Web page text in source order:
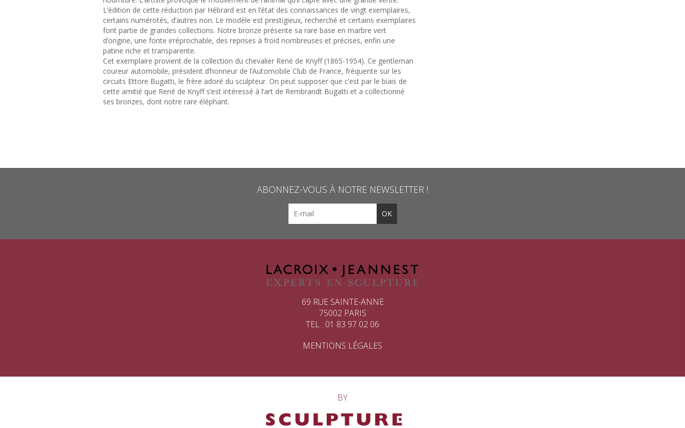
L’édition de cette réduction par Hébrard est en l’état des connaissances de vingt exemplaires,
certains numérotés, d’autres non. Le modèle est prestigieux, recherché et certains exemplaires
font partie de grandes collections. Notre bronze présente sa rare base en marbre vert
d’origine, une fonte irréprochable, des reprises à froid nombreuses et précises, enfin une
patine riche et transparente.
Cet exemplaire provient de la collection du chevalier René de Knyff (1865-1954). Ce gentleman
coureur automobile, président d’honneur de l’Automobile Club de France, fréquente sur les
circuits Ettore Bugatti, le frère adoré du sculpteur. On peut supposer que c’est par le biais de
cette amitié que René de Knyff s’est intéressé à l’art de Rembrandt Bugatti et a collectionné
ses bronzes, dont notre rare éléphant.
ABONNEZ-VOUS À NOTRE NEWSLETTER !
69 RUE SAINTE-ANNE
75002 PARIS
TEL : 01 83 97 02 06
MENTIONS LÉGALES
BY